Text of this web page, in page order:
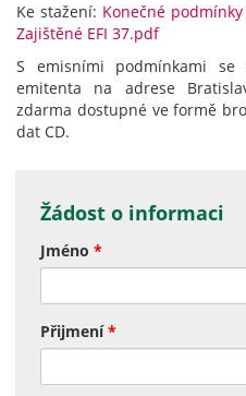
Ke stažení: Konečné
Zajištěné EFI 37.pdf
S emisními podmínkami
emitenta na adrese
zdarma dostupné ve formě
dat CD.
Žádost o informaci
Jméno *
Přijmení*